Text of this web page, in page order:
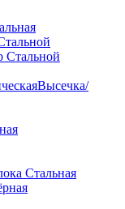
Стальной
Высечка/
Стальная